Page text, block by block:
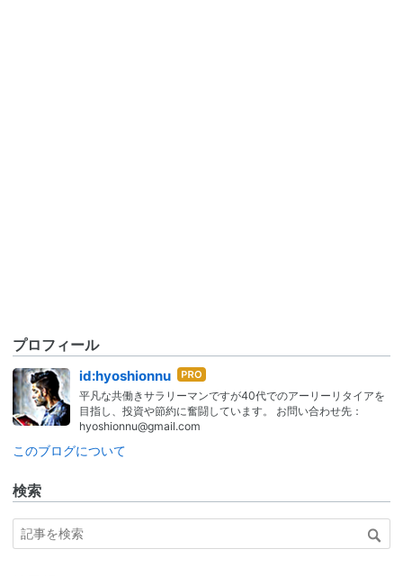
プロフィール
id:hyoshionnu はて
なブ
ログ
Pro
平凡な共働きサラリーマンですが40代でのアーリーリタイアを
目指し、投資や節約に奮闘しています。 お問い合わせ先：
hyoshionnu@gmail.com
このブログについて
検索